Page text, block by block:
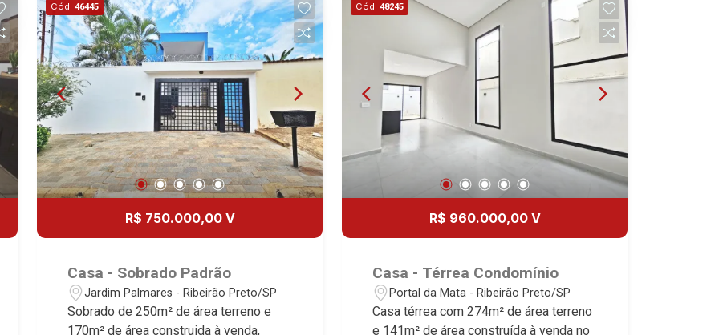
14
15
Aug/Sat
17
Aug/Mon
18
Aug/Tue
Cód. 46445
R$ 750.000,00 V
Casa - Sobrado Padrão
Jardim Palmares - Ribeirão Preto/SP
Sobrado de 250m² de área terreno e
170m² de área construida à venda,
Cód. 48245
R$ 960.000,00 V
Casa - Térrea Condomínio
Portal da Mata - Ribeirão Preto/SP
Casa térrea com 274m² de área terreno
e 141m² de área construída à venda no